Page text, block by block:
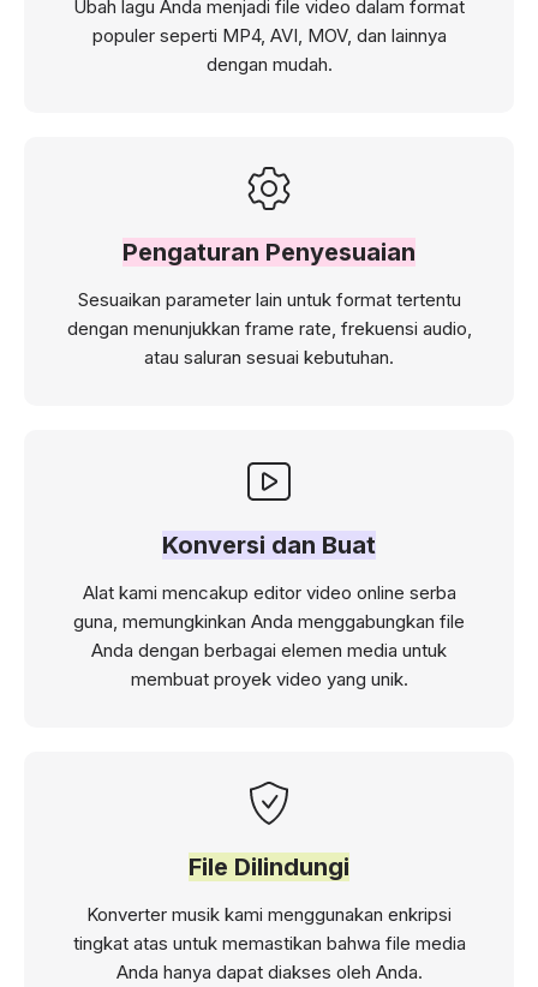
Ubah lagu Anda menjadi file video dalam format
populer seperti MP4, AVI, MOV, dan lainnya
dengan mudah.
Pengaturan Penyesuaian
Sesuaikan parameter lain untuk format tertentu
dengan menunjukkan frame rate, frekuensi audio,
atau saluran sesuai kebutuhan.
Konversi dan Buat
Alat kami mencakup editor video online serba
guna, memungkinkan Anda menggabungkan file
Anda dengan berbagai elemen media untuk
membuat proyek video yang unik.
File Dilindungi
Konverter musik kami menggunakan enkripsi
tingkat atas untuk memastikan bahwa file media
Anda hanya dapat diakses oleh Anda.